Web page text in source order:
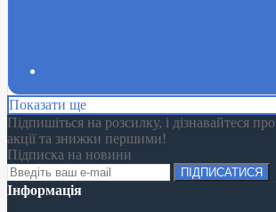
Показати ще
Підпишіться на розсилку, і дізнавайтеся про
акції та знижки першими!
Підписка на новини
ПІДПИСАТИСЯ
Інформація